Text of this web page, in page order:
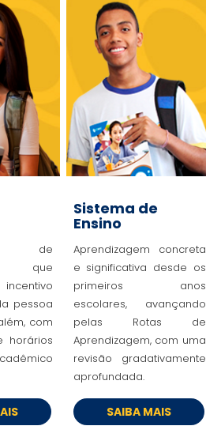
de
que
pessoa
com
horários
Sistema de
Ensino
Aprendizagem concreta
e significativa desde os
primeiros anos
escolares, avançando
pelas Rotas de
Aprendizagem, com uma
revisão gradativamente
aprofundada.
SAIBA MAIS